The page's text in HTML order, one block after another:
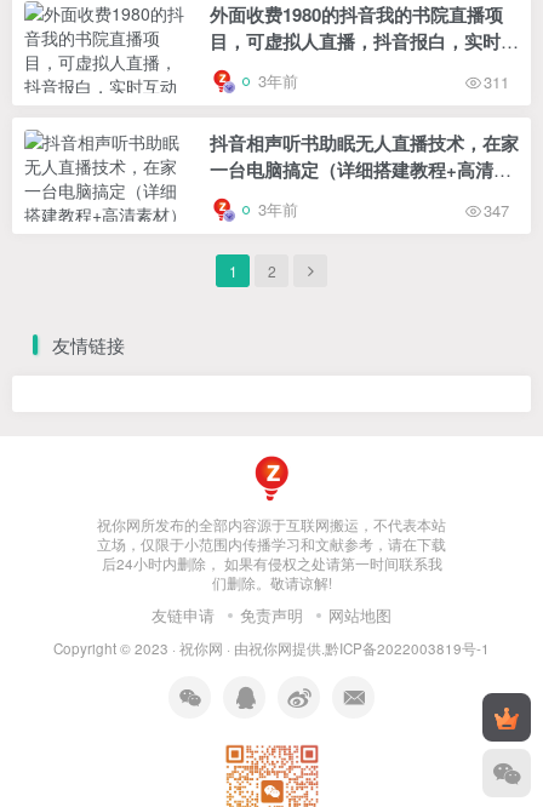
外面收费1980的抖音我的书院直播项
目，可虚拟人直播，抖音报白，实时互
动直播【软件+详细教程】
3年前 311
抖音相声听书助眠无人直播技术，在家
一台电脑搞定（详细搭建教程+高清素
材）
3年前 347
1 2
友情链接
祝你网所发布的全部内容源于互联网搬运，不代表本站
立场，仅限于小范围内传播学习和文献参考，请在下载
后24小时内删除， 如果有侵权之处请第一时间联系我
们删除。敬请谅解!
友链申请 免责声明 网站地图
Copyright © 2023 · 祝你网 · 由祝你网提供.黔ICP备2022003819号-1